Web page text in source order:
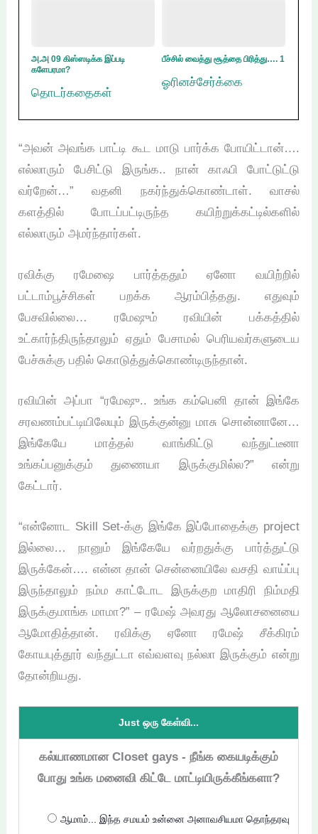
அ.அ 09 கிஸ்ஸடிக்க இப்படி
களேபரமா?
தொடர்கதைகள்
பீச்சில் வைத்து சூத்தை பிரித்து…. 1
ஓரினச்சேர்க்கை
“அவன் அவங்க பாட்டி கூட மாடு பார்க்க போயிட்டான்….
எல்லாரும் பேசிட்டு இருங்க.. நான் காஃபி போட்டுட்டு
வர்றேன்…” வதனி நகர்ந்துக்கொண்டாள். வாசல்
களத்தில் போடப்பட்டிருந்த கயிற்றுக்கட்டில்களில்
எல்லாரும் அமர்ந்தார்கள்.
ரவிக்கு ரமேஷை பார்த்ததும் ஏனோ வயிற்றில்
பட்டாம்பூச்சிகள் பறக்க ஆரம்பித்தது. எதுவும்
பேசவில்லை… ரமேஷும் ரவியின் பக்கத்தில்
உட்கார்ந்திருந்தாலும் ஏதும் பேசாமல் பெரியவர்களுடைய
பேச்சுக்கு பதில் கொடுத்துக்கொண்டிருந்தான்.
ரவியின் அப்பா “ரமேஷு.. உங்க கம்பெனி தான் இங்கே
சரவணம்பட்டியிலேயும் இருக்குன்னு மாசு சொன்னானே…
இங்கேயே மாத்தல் வாங்கிட்டு வந்துட்டீனா
உங்கப்பனுக்கும் துணையா இருக்குமில்ல?” என்று
கேட்டார்.
“என்னோட Skill Set-க்கு இங்கே இப்போதைக்கு project
இல்லை… நானும் இங்கேயே வர்றதுக்கு பார்த்துட்டு
இருக்கேன்…. என்ன தான் சென்னையிலே வசதி வாய்ப்பு
இருந்தாலும் நம்ம காட்டோட இருக்குற மாதிரி நிம்மதி
இருக்குமாங்க மாமா?” – ரமேஷ் அவரது ஆலோசனையை
ஆமோதித்தான். ரவிக்கு ஏனோ ரமேஷ் சீக்கிரம்
கோயபுத்தூர் வந்துட்டா எவ்வளவு நல்லா இருக்கும் என்று
தோன்றியது.
Just ஒரு கேள்வி...
கல்யாணமான Closet gays - நீங்க கையடிக்கும்
போது உங்க மனைவி கிட்டே மாட்டியிருக்கீங்களா?
ஆமாம்... இந்த சமயம் உன்னை அனாவசியமா தொந்தரவு